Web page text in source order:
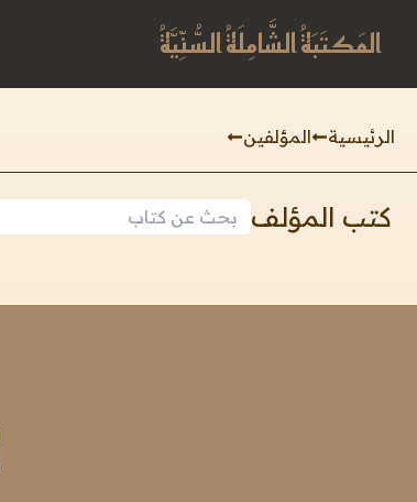
المَكتَبَةُ الشَّامِلَةُ السُّنِّيَّةُ
الرئيسية المؤلفين
كتب المؤلف